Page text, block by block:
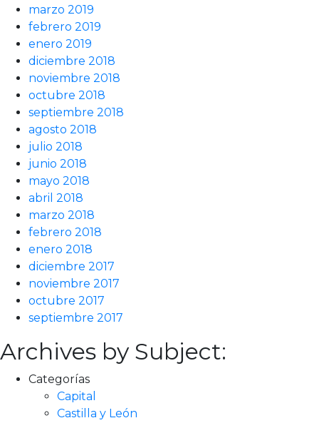
marzo 2019
febrero 2019
enero 2019
diciembre 2018
noviembre 2018
octubre 2018
septiembre 2018
agosto 2018
julio 2018
junio 2018
mayo 2018
abril 2018
marzo 2018
febrero 2018
enero 2018
diciembre 2017
noviembre 2017
octubre 2017
septiembre 2017
Archives by Subject:
Categorías
Capital
Castilla y León